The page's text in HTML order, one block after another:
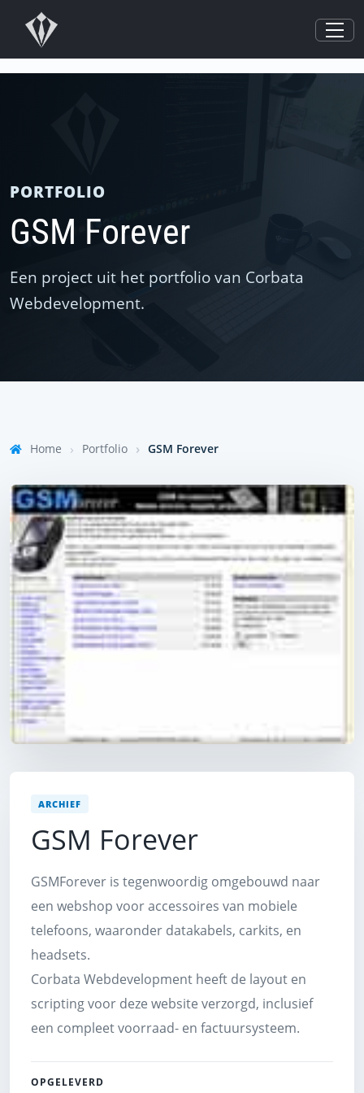
PORTFOLIO
GSM Forever
Een project uit het portfolio van Corbata
Webdevelopment.
Home Portfolio GSM Forever
ARCHIEF
GSM Forever
GSMForever is tegenwoordig omgebouwd naar
een webshop voor accessoires van mobiele
telefoons, waaronder datakabels, carkits, en
headsets.
Corbata Webdevelopment heeft de layout en
scripting voor deze website verzorgd, inclusief
een compleet voorraad- en factuursysteem.
OPGELEVERD